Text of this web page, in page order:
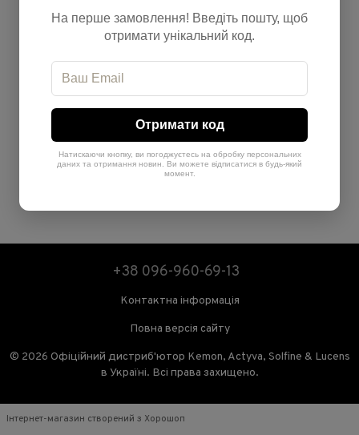
+38 096-960-69-13
Контактна інформація
Повна версія сайту
© 2026 Офіційний дистриб'ютор Kemon, Actyva, Solfine & Lucens
в Україні. Всі права захищено.
Інтернет-магазин створений з Хорошоп
На перше замовлення! Введіть пошту, щоб
отримати унікальний код.
Отримати код
Натискаючи кнопку, ви погоджуєтесь на обробку персональних
даних та отримання новин. Ви можете відписатися в будь-який
момент.